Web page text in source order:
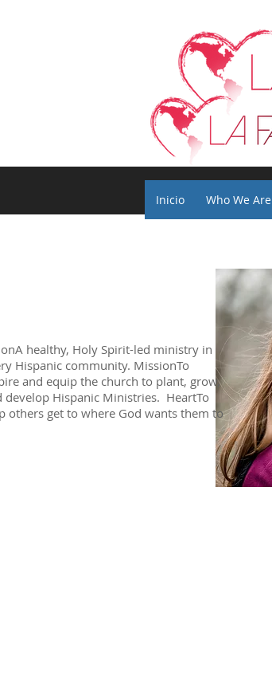
Inicio Who We Are
healthy, Holy Spirit-led ministry in
Hispanic community. MissionTo
and equip the church to plant, grow,
develop Hispanic Ministries. HeartTo
others get to where God wants them to